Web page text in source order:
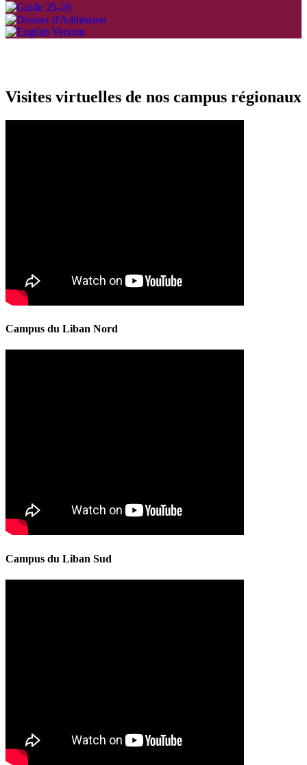
Visites virtuelles de nos campus régionaux
Campus du Liban Nord
Campus du Liban Sud